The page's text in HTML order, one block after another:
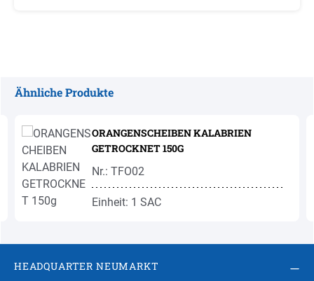
Ähnliche Produkte
ORANGENSCHEIBEN KALABRIEN
GETROCKNET 150G
Nr.: TFO02
Einheit: 1 SAC
HEADQUARTER NEUMARKT